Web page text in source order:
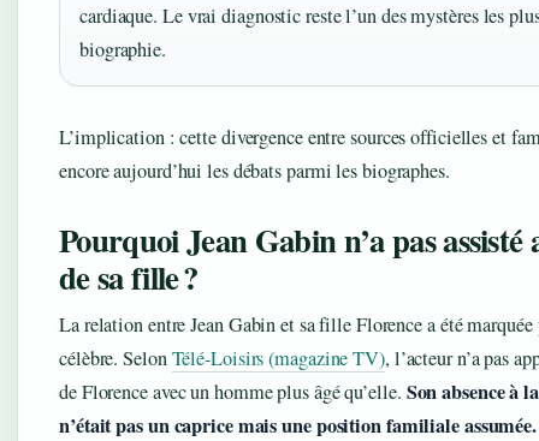
cardiaque. Le vrai diagnostic reste l’un des mystères les
biographie.
L’implication : cette divergence entre sources officielles et
encore aujourd’hui les débats parmi les biographes.
Pourquoi Jean Gabin n’a pas assisté
de sa fille ?
La relation entre Jean Gabin et sa fille Florence a été
célèbre. SelonTélé-Loisirs (magazine TV), l’acteur n’a pas
de Florence avec un homme plus âgé qu’elle. Son absence à
n’était pas un caprice mais une position familiale assumée.